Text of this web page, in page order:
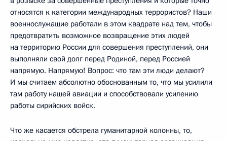
относятся к категории международных террористов? Наши
военнослужащие работали в этом квадрате над тем, чтобы
предотвратить возможное возвращение этих людей
на территорию России для совершения преступлений, они
выполняли свой долг перед Родиной, перед Россией
напрямую. Напрямую! Вопрос: что там эти люди делают?
И мы считаем абсолютно обоснованным то, что мы усилили
там работу нашей авиации и способствовали усилению
работы сирийских войск.
Что же касается обстрела гуманитарной колонны, то,